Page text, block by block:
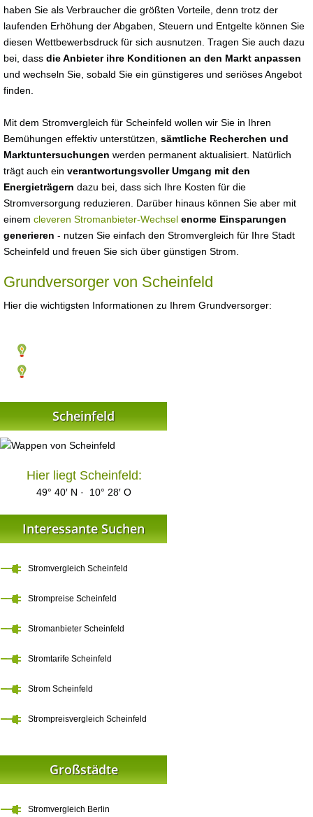
haben Sie als Verbraucher die größten Vorteile, denn trotz der
laufenden Erhöhung der Abgaben, Steuern und Entgelte können Sie
diesen Wettbewerbsdruck für sich ausnutzen. Tragen Sie auch dazu
bei, dass die Anbieter ihre Konditionen an den Markt anpassen
und wechseln Sie, sobald Sie ein günstigeres und seriöses Angebot
finden.
Mit dem Stromvergleich für Scheinfeld wollen wir Sie in Ihren
Bemühungen effektiv unterstützen, sämtliche Recherchen und
Marktuntersuchungen werden permanent aktualisiert. Natürlich
trägt auch ein verantwortungsvoller Umgang mit den
Energieträgern dazu bei, dass sich Ihre Kosten für die
Stromversorgung reduzieren. Darüber hinaus können Sie aber mit
einem cleveren Stromanbieter-Wechsel enorme Einsparungen
generieren - nutzen Sie einfach den Stromvergleich für Ihre Stadt
Scheinfeld und freuen Sie sich über günstigen Strom.
Grundversorger von Scheinfeld
Hier die wichtigsten Informationen zu Ihrem Grundversorger:
Scheinfeld
Hier liegt Scheinfeld:
49° 40′ N · 10° 28′ O
Interessante Suchen
Stromvergleich Scheinfeld
Strompreise Scheinfeld
Stromanbieter Scheinfeld
Stromtarife Scheinfeld
Strom Scheinfeld
Strompreisvergleich Scheinfeld
Großstädte
Stromvergleich Berlin